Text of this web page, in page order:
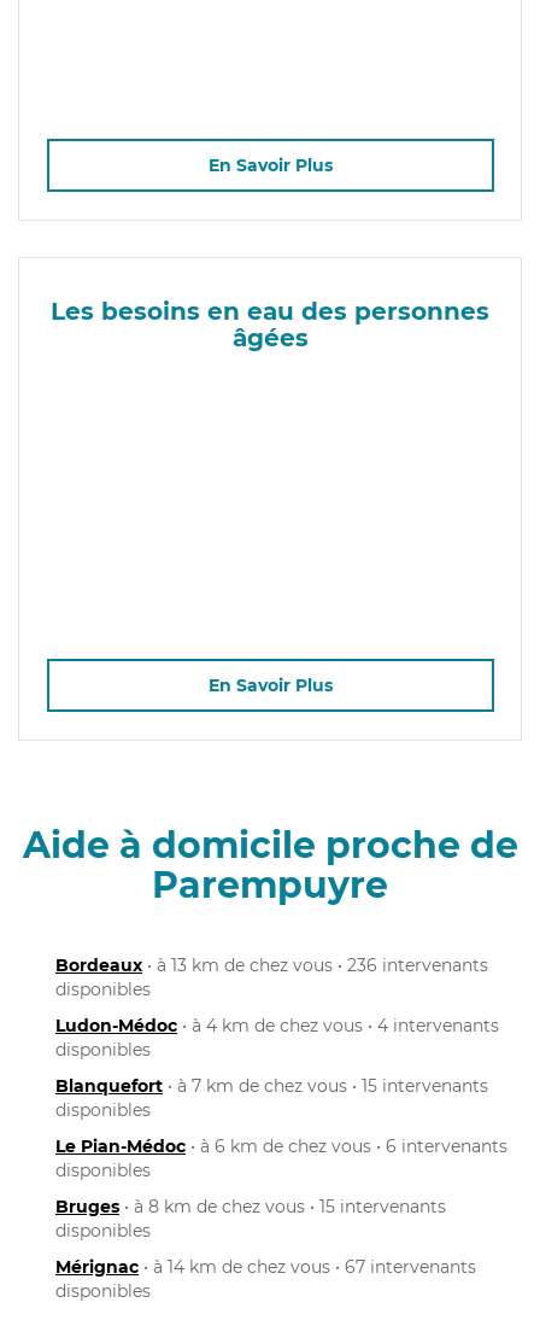
En Savoir Plus
Les besoins en eau des personnes
âgées
En Savoir Plus
Aide à domicile proche de
Parempuyre
Bordeaux • à 13 km de chez vous • 236 intervenants
disponibles
Ludon-Médoc • à 4 km de chez vous • 4 intervenants
disponibles
Blanquefort • à 7 km de chez vous • 15 intervenants
disponibles
Le Pian-Médoc • à 6 km de chez vous • 6 intervenants
disponibles
Bruges • à 8 km de chez vous • 15 intervenants
disponibles
Mérignac • à 14 km de chez vous • 67 intervenants
disponibles